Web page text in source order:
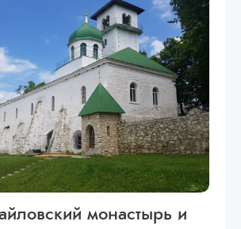
монастырь и